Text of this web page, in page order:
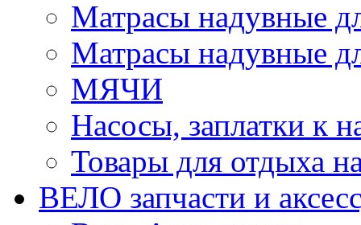
Матрасы надувные
Матрасы надувные
МЯЧИ
Насосы, заплатки к
Товары для отдыха
ВЕЛО запчасти и